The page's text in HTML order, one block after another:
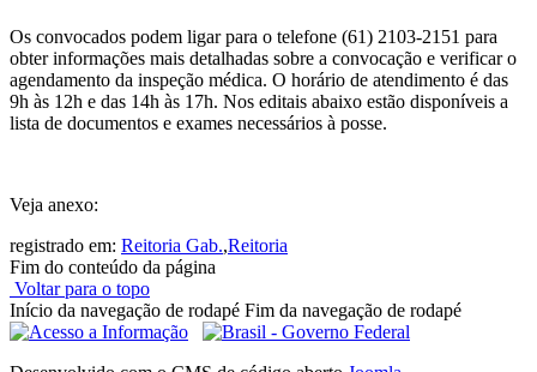
Os convocados podem ligar para o telefone (61) 2103-2151 para
obter informações mais detalhadas sobre a convocação e verificar o
agendamento da inspeção médica. O horário de atendimento é das
9h às 12h e das 14h às 17h. Nos editais abaixo estão disponíveis a
lista de documentos e exames necessários à posse.
Veja anexo:
registrado em: Reitoria Gab.,Reitoria
Fim do conteúdo da página
Voltar para o topo
Início da navegação de rodapé Fim da navegação de rodapé